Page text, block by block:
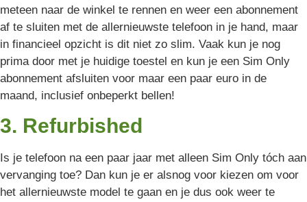
meteen naar de winkel te rennen en weer een abonnement
af te sluiten met de allernieuwste telefoon in je hand, maar
in financieel opzicht is dit niet zo slim. Vaak kun je nog
prima door met je huidige toestel en kun je een Sim Only
abonnement afsluiten voor maar een paar euro in de
maand, inclusief onbeperkt bellen!
3. Refurbished
Is je telefoon na een paar jaar met alleen Sim Only tóch aan
vervanging toe? Dan kun je er alsnog voor kiezen om voor
het allernieuwste model te gaan en je dus ook weer te